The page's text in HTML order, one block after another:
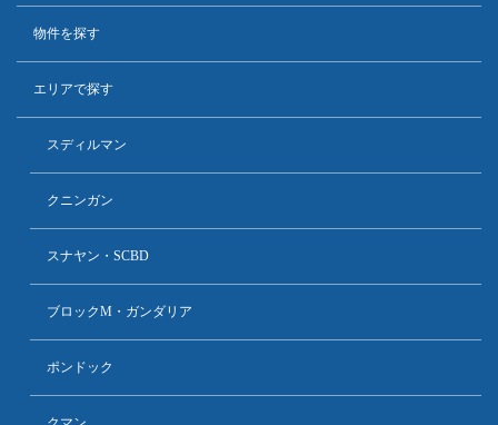
物件を探す
エリアで探す
スディルマン
クニンガン
スナヤン・SCBD
ブロックM・ガンダリア
ポンドック